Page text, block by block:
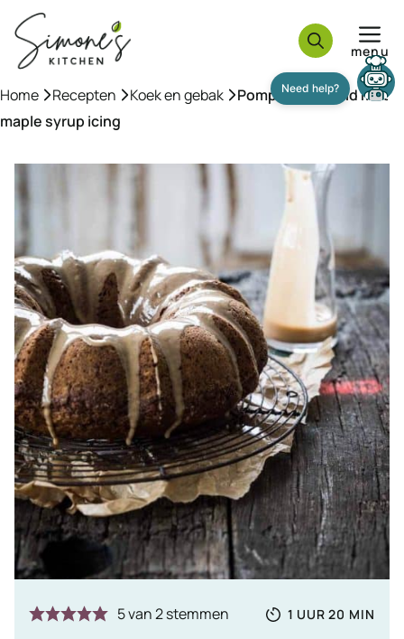
naar
inhoud
menu
Home »Recepten »Koek en gebak »Pompoentulband met
maple syrup icing
5van2stemmen
Totale
1 UUR
UUR 20 MIN